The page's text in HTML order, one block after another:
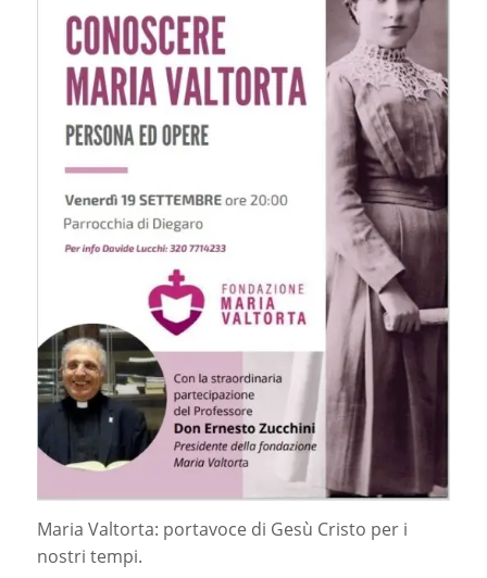
Maria Valtorta: portavoce di Gesù Cristo per i
nostri tempi.